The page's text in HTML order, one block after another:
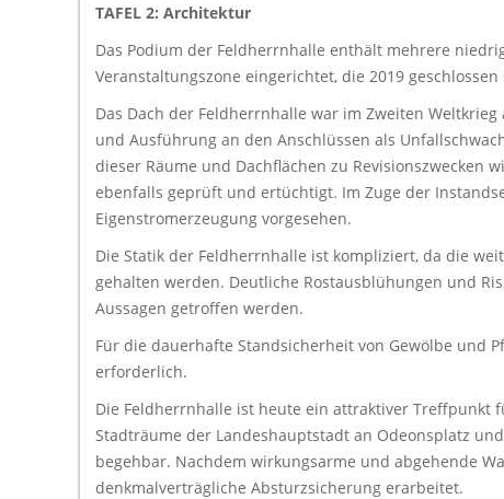
TAFEL 2: Architektur
Das Podium der Feldherrnhalle enthält mehrere
Veranstaltungszone eingerichtet, die 2019
Das Dach der Feldherrnhalle war im Zweiten
und Ausführung an den Anschlüssen als
dieser Räume und Dachflächen zu Revisionszwecken
ebenfalls geprüft und ertüchtigt. Im Zuge der
Eigenstromerzeugung vorgesehen.
Die Statik der Feldherrnhalle ist kompliziert, da die
gehalten werden. Deutliche Rostausblühungen und
Aussagen getroffen werden.
Für die dauerhafte Standsicherheit von Gewölbe und
erforderlich.
Die Feldherrnhalle ist heute ein attraktiver Treffpunkt
Stadträume der Landeshauptstadt an Odeonsplatz
begehbar. Nachdem wirkungsarme und abgehende
denkmalverträgliche Absturzsicherung erarbeitet.